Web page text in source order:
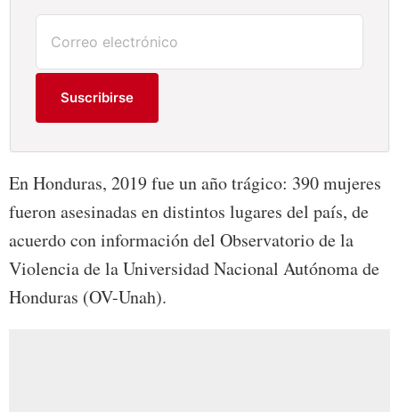
Suscribirse
En Honduras, 2019 fue un año trágico: 390 mujeres
fueron asesinadas en distintos lugares del país, de
acuerdo con información del Observatorio de la
Violencia de la Universidad Nacional Autónoma de
Honduras (OV-Unah).